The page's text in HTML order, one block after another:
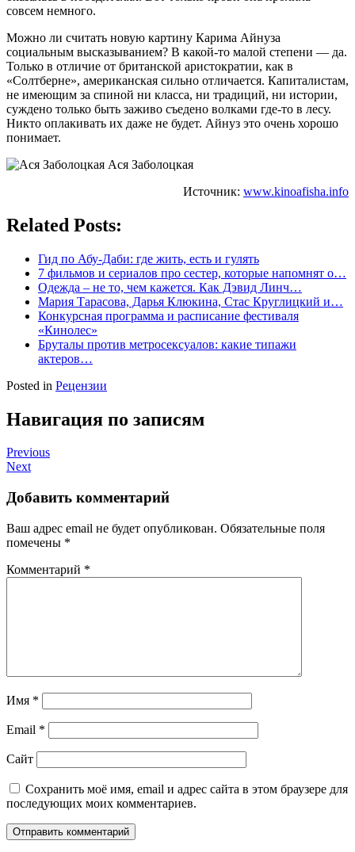
совсем немного.
Можно ли считать новую картину Карима Айнуза
социальным высказыванием? В какой-то малой степени — да.
Только в отличие от британской аристократии, как в
«Солтберне», американская сильно отличается. Капиталистам,
не имеющим за спиной ни класса, ни традиций, ни истории,
суждено только быть заживо съедено волками где-то в лесу.
Никто оплакивать их даже не будет. Айнуз это очень хорошо
понимает.
Ася Заболоцкая
Источник: www.kinoafisha.info
Related Posts:
Гид по Абу-Даби: где жить, есть и гулять
7 фильмов и сериалов про сестер, которые напомнят о…
Одежда – не то, чем кажется. Как Дэвид Линч…
Мария Тарасова, Дарья Клюкина, Стас Круглицкий и…
Конкурсная программа и расписание фестиваля
«Кинолес»
Бруталы против метросексуалов: какие типажи
актеров…
Posted in Рецензии
Навигация по записям
Previous
Next
Добавить комментарий
Ваш адрес email не будет опубликован. Обязательные поля
помечены *
Комментарий *
Имя *
Email *
Сайт
Сохранить моё имя, email и адрес сайта в этом браузере для
последующих моих комментариев.